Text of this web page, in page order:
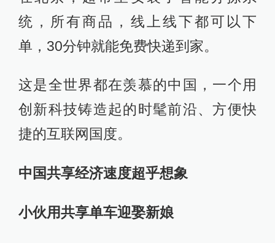
统，所有商品，线上线下都可以下
单，30分钟就能免费快递到家。
这是全世界都在羡慕的中国，一个用
创新科技铸造起的时髦前沿、方便快
捷的互联网国度。
中国共享经济速度超乎想象
小伙用共享单车迎娶新娘